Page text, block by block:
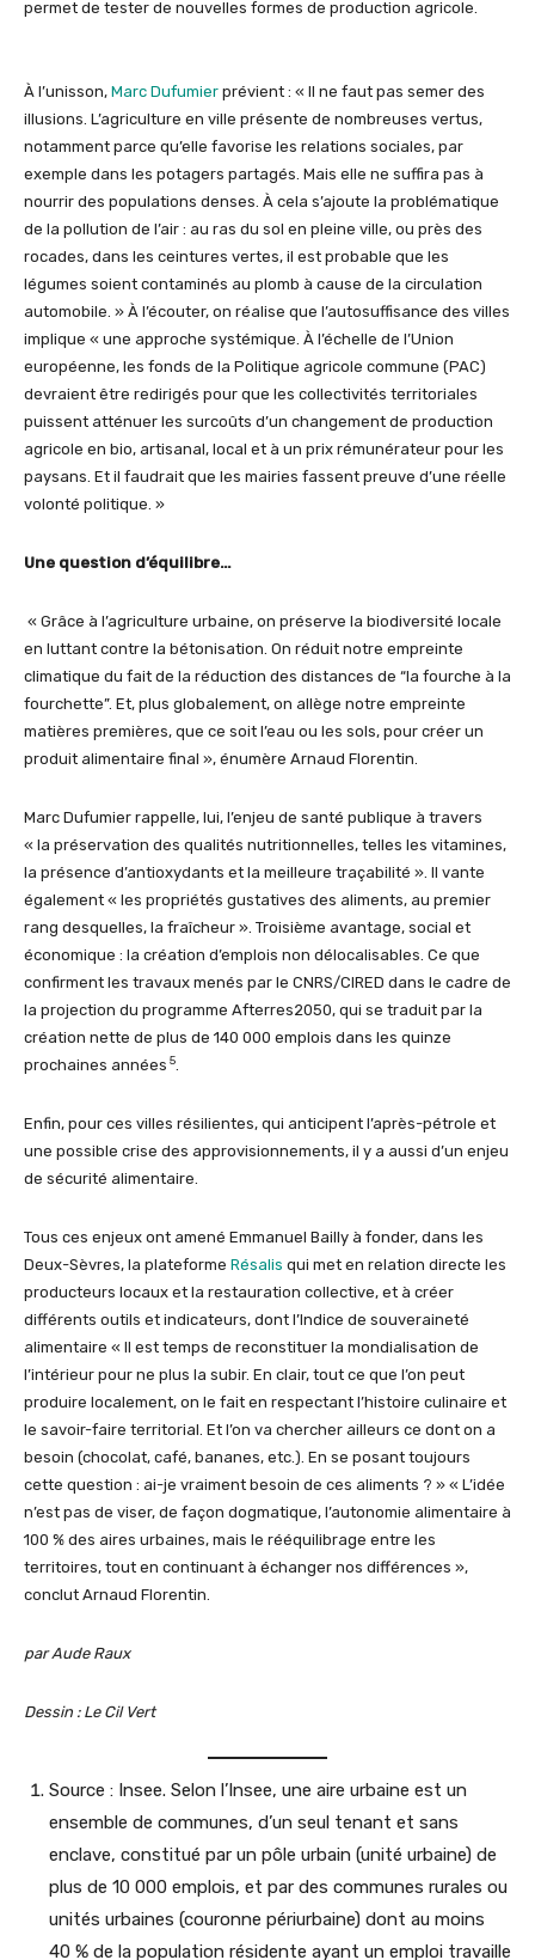
permet de tester de nouvelles formes de production agricole.
À l’unisson, Marc Dufumier prévient : « Il ne faut pas semer des
illusions. L’agriculture en ville présente de nombreuses vertus,
notamment parce qu’elle favorise les relations sociales, par
exemple dans les potagers partagés. Mais elle ne suffira pas à
nourrir des populations denses. À cela s’ajoute la problématique
de la pollution de l’air : au ras du sol en pleine ville, ou près des
rocades, dans les ceintures vertes, il est probable que les
légumes soient contaminés au plomb à cause de la circulation
automobile. » À l’écouter, on réalise que l’autosuffisance des villes
implique « une approche systémique. À l’échelle de l’Union
européenne, les fonds de la Politique agricole commune (PAC)
devraient être redirigés pour que les collectivités territoriales
puissent atténuer les surcoûts d’un changement de production
agricole en bio, artisanal, local et à un prix rémunérateur pour les
paysans. Et il faudrait que les mairies fassent preuve d’une réelle
volonté politique. »
Une question d’équilibre…
« Grâce à l’agriculture urbaine, on préserve la biodiversité locale
en luttant contre la bétonisation. On réduit notre empreinte
climatique du fait de la réduction des distances de “la fourche à la
fourchette”. Et, plus globalement, on allège notre empreinte
matières premières, que ce soit l’eau ou les sols, pour créer un
produit alimentaire final », énumère Arnaud Florentin.
Marc Dufumier rappelle, lui, l’enjeu de santé publique à travers
« la préservation des qualités nutritionnelles, telles les vitamines,
la présence d’antioxydants et la meilleure traçabilité ». Il vante
également « les propriétés gustatives des aliments, au premier
rang desquelles, la fraîcheur ». Troisième avantage, social et
économique : la création d’emplois non délocalisables. Ce que
confirment les travaux menés par le CNRS/CIRED dans le cadre de
la projection du programme Afterres2050, qui se traduit par la
création nette de plus de 140 000 emplois dans les quinze
prochaines années 5
Enfin, pour ces villes résilientes, qui anticipent l’après-pétrole et
une possible crise des approvisionnements, il y a aussi d’un enjeu
de sécurité alimentaire.
Tous ces enjeux ont amené Emmanuel Bailly à fonder, dans les
Deux-Sèvres, la plateforme Résalis qui met en relation directe les
producteurs locaux et la restauration collective, et à créer
différents outils et indicateurs, dont l’Indice de souveraineté
alimentaire « Il est temps de reconstituer la mondialisation de
l’intérieur pour ne plus la subir. En clair, tout ce que l’on peut
produire localement, on le fait en respectant l’histoire culinaire et
le savoir-faire territorial. Et l’on va chercher ailleurs ce dont on a
besoin (chocolat, café, bananes, etc.). En se posant toujours
cette question : ai-je vraiment besoin de ces aliments ? » « L’idée
n’est pas de viser, de façon dogmatique, l’autonomie alimentaire à
100 % des aires urbaines, mais le rééquilibrage entre les
territoires, tout en continuant à échanger nos différences »,
conclut Arnaud Florentin.
par Aude Raux
Dessin : Le Cil Vert
Source : Insee. Selon l’Insee, une aire urbaine est un
ensemble de communes, d’un seul tenant et sans
enclave, constitué par un pôle urbain (unité urbaine) de
plus de 10 000 emplois, et par des communes rurales ou
unités urbaines (couronne périurbaine) dont au moins
40 % de la population résidente ayant un emploi travaille